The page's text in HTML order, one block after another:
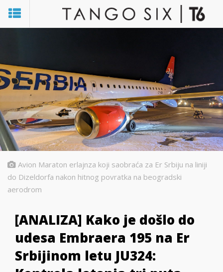
Avion Maraton erlajnza koji saobraća za Er Srbiju na liniji
do Dizeldorfa nakon hitnog povratka na beogradski
aerodrom
[ANALIZA] Kako je došlo do
udesa Embraera 195 na Er
Srbijinom letu JU324: